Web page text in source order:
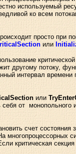
используемый
ко всем
просто при
или
другому потоку,
интервал времени
или
от монопольного
счет состояния
многопроцессорных
критическая